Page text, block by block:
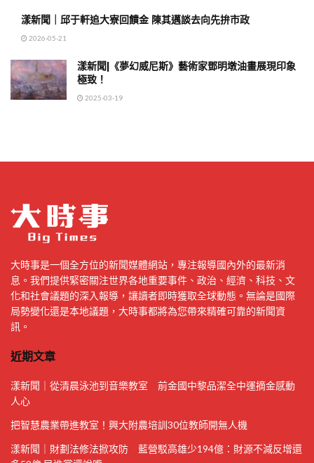
漾新聞｜邱于軒追大寮回饋金 陳其邁談去向先拚市政
2026-05-21
漾新聞|《夢幻威尼斯》藝術家鄧明墩油畫展現印象
極致！
2025-03-19
大時事是一個全方位的新聞媒體網站，專注報導國內外的最新消
息。我們提供緊密關注世界各地重要事件、政治、經濟、科技、文
化和社會議題的深入報導，讓讀者即時獲取全球動態。無論是國際
局勢變化還是本地議題，大時事都將為您帶來精確可靠的新聞資
訊。
近期文章
漾新聞｜從清晨泳池到音樂教室 前金國中黎品潔全中運摘金感動
人心
把智慧農業帶進教室！興大附農培訓30位教師開無人機
漾新聞｜財劃法修法掀攻防 藍營駁高雄少194億：財源不減反增還